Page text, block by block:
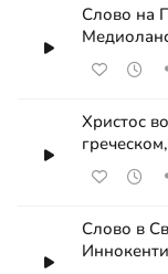
Слово на
Христос
Слово в